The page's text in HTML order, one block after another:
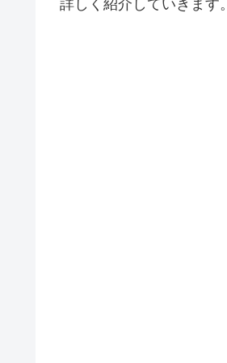
詳しく紹介していきます。